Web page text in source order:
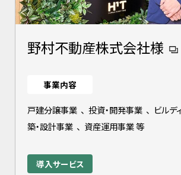
野村不動産株式会社様
事業内容
戸建分譲事業 、 投資・開発事業 、 ビルデ
築・設計事業 、 資産運用事業 等
導入サービス